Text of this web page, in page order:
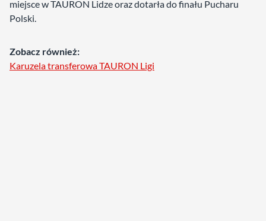
miejsce w TAURON Lidze oraz dotarła do finału Pucharu
Polski.
Zobacz również:
Karuzela transferowa TAURON Ligi